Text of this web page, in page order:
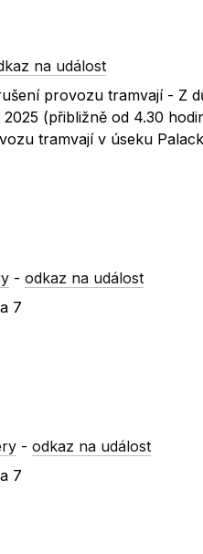
na událost
provozu tramvají - Z
(přibližně od 4.30
tramvají v úseku
-odkaz na událost
7
-odkaz na událost
7